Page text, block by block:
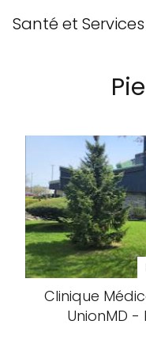
Santé et
Clinique
UnionMD